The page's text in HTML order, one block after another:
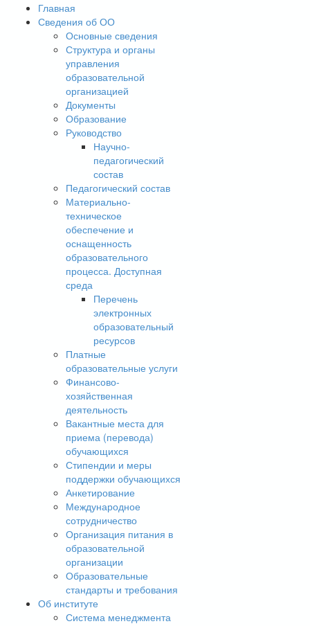
Главная
Сведения об ОО
Основные сведения
Структура и органы
управления
образовательной
организацией
Документы
Образование
Руководство
Научно-
педагогический
состав
Педагогический состав
Материально-
техническое
обеспечение и
оснащенность
образовательного
процесса. Доступная
среда
Перечень
электронных
образовательный
ресурсов
Платные
образовательные услуги
Финансово-
хозяйственная
деятельность
Вакантные места для
приема (перевода)
обучающихся
Стипендии и меры
поддержки обучающихся
Анкетирование
Международное
сотрудничество
Организация питания в
образовательной
организации
Образовательные
стандарты и требования
Об институте
Система менеджмента